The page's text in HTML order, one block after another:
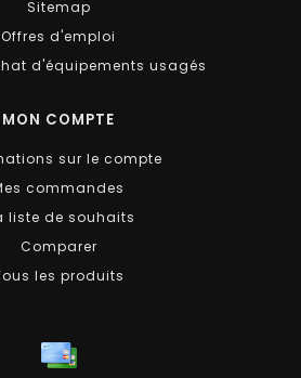
Sitemap
Offres d'emploi
d'équipements usagés
MON COMPTE
sur le compte
commandes
liste de souhaits
Comparer
les produits